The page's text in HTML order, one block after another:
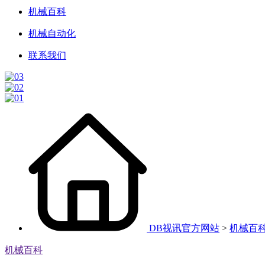
机械百科
机械自动化
联系我们
DB视讯官方网站 > 机械百
机械百科